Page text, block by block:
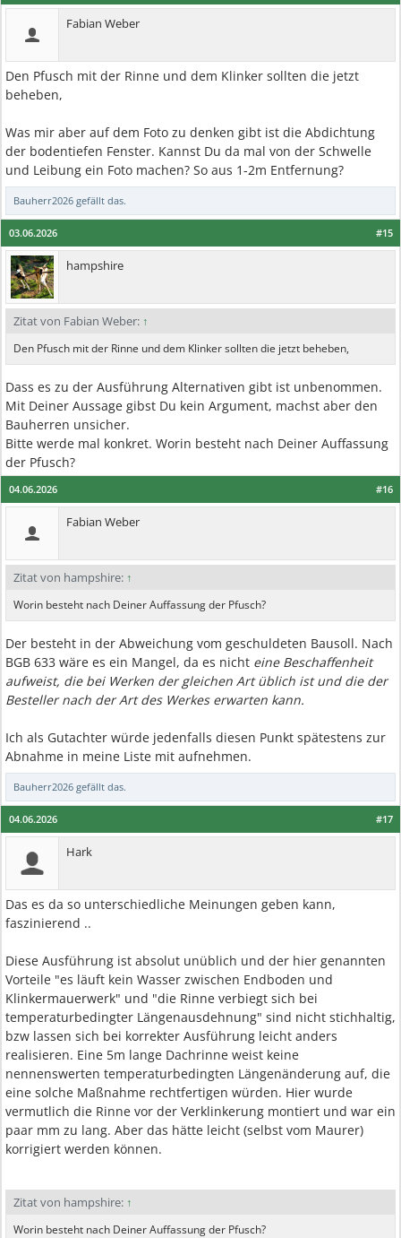
Fabian Weber
Den Pfusch mit der Rinne und dem Klinker sollten die jetzt
beheben,
Was mir aber auf dem Foto zu denken gibt ist die Abdichtung
der bodentiefen Fenster. Kannst Du da mal von der Schwelle
und Leibung ein Foto machen? So aus 1-2m Entfernung?
Bauherr2026 gefällt das.
#15
03.06.2026
hampshire
Zitat von Fabian Weber: ↑
Den Pfusch mit der Rinne und dem Klinker sollten die jetzt beheben,
Dass es zu der Ausführung Alternativen gibt ist unbenommen.
Mit Deiner Aussage gibst Du kein Argument, machst aber den
Bauherren unsicher.
Bitte werde mal konkret. Worin besteht nach Deiner Auffassung
der Pfusch?
#16
04.06.2026
Fabian Weber
Zitat von hampshire: ↑
Worin besteht nach Deiner Auffassung der Pfusch?
Der besteht in der Abweichung vom geschuldeten Bausoll. Nach
BGB 633 wäre es ein Mangel, da es nicht eine Beschaffenheit
aufweist, die bei Werken der gleichen Art üblich ist und die der
Besteller nach der Art des Werkes erwarten kann.
Ich als Gutachter würde jedenfalls diesen Punkt spätestens zur
Abnahme in meine Liste mit aufnehmen.
Bauherr2026 gefällt das.
#17
04.06.2026
Hark
Das es da so unterschiedliche Meinungen geben kann,
faszinierend ..
Diese Ausführung ist absolut unüblich und der hier genannten
Vorteile "es läuft kein Wasser zwischen Endboden und
Klinkermauerwerk" und "die Rinne verbiegt sich bei
temperaturbedingter Längenausdehnung" sind nicht stichhaltig,
bzw lassen sich bei korrekter Ausführung leicht anders
realisieren. Eine 5m lange Dachrinne weist keine
nennenswerten temperaturbedingten Längenänderung auf, die
eine solche Maßnahme rechtfertigen würden. Hier wurde
vermutlich die Rinne vor der Verklinkerung montiert und war ein
paar mm zu lang. Aber das hätte leicht (selbst vom Maurer)
korrigiert werden können.
Zitat von hampshire: ↑
Worin besteht nach Deiner Auffassung der Pfusch?